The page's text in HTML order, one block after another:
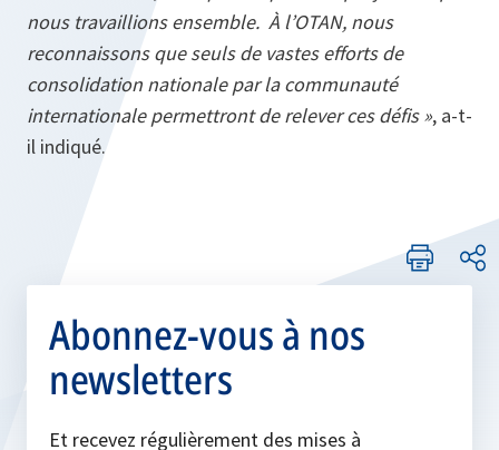
nous travaillions ensemble. À l’OTAN, nous
reconnaissons que seuls de vastes efforts de
consolidation nationale par la communauté
internationale permettront de relever ces défis », a-t-
il indiqué.
Abonnez-vous à nos
newsletters
Et recevez régulièrement des mises à